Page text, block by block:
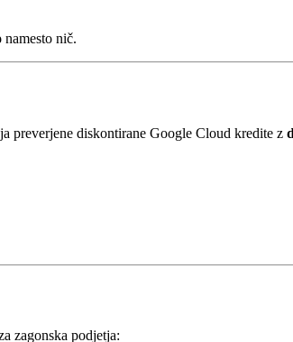
namesto nič.
preverjene diskontirane Google Cloud kredite z
zagonska podjetja: